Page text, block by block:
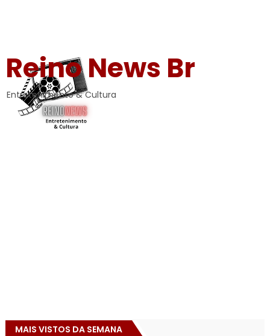
Reino News Br
Entretenimento & Cultura
MAIS VISTOS DA SEMANA